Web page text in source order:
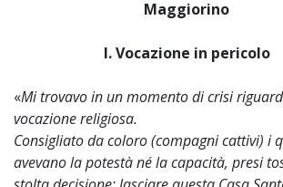
Maggiorino
I. Vocazione in pericolo
«Mi trovavo in un momento di crisi
vocazione religiosa.
Consigliato da coloro (compagni cattivi) i
avevano la potestà né la capacità, presi